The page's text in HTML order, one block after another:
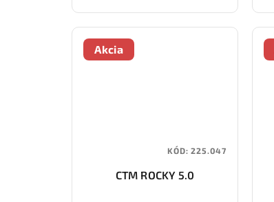
Akcia
CTM ROCKY 5.0
KÓD:225.047